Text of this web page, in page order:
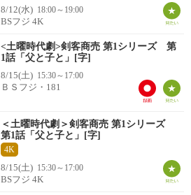
8/12(水) 18:00～19:00
BSフジ 4K
<土曜時代劇>剣客商売 第1シリーズ 第
1話「父と子と」[字]
8/15(土) 15:30～17:00
ＢＳフジ・181
＜土曜時代劇＞剣客商売 第1シリーズ
第1話「父と子と」[字]
4K
8/15(土) 15:30～17:00
BSフジ 4K